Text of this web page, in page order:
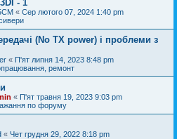
- 1
« Сер лютого 07, 2024 1:40 pm
(No TX power) і проблеми з
« П'ят липня 14, 2023 8:48 pm
ремонт
« П'ят травня 19, 2023 9:03 pm
по форуму
« Чет грудня 29, 2022 8:18 pm